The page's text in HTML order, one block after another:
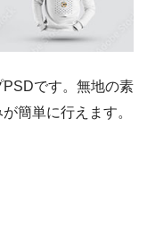
です。無地の素
簡単に行えます。